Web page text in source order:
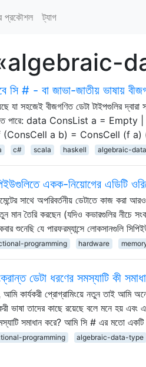
প্রকৌশল ট্যাগ
«algebraic-
সি # - বা জাভা-জাতীয় ভাষায়
যা সহজেই বীজগণিত ডেটা টাইপগুলির দ্বারা
পারে: data ConsList a =
(ConsCell a b) = ConsCell (f
c# scala haskell algebraic-
একক-নিয়োগের এডিটি
সাথে অপরিবর্তনীয় ডেটাতে কাজ করা
মান তৈরি করছেন (যদিও কভারগুলির নীচে
শুনেছি যে পারফরম্যান্সে লোকসানগুলি
programming hardware
ডেটা ধরণের সমস্যাটি কী
কার্যকরী প্রোগ্রামিংয়ে নতুন তাই আমি
ভাষা তাদের কাছে রয়েছে বলে মনে হয় এবং
সমাধান করে? আমি সি # এর মতো
programming algebraic-data-type